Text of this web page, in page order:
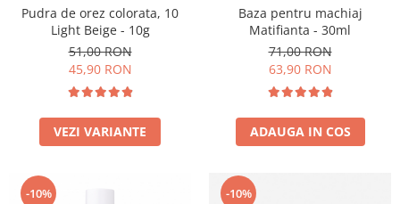
Pudra de orez colorata, 10
Light Beige - 10g
51,00 RON
45,90 RON
VEZI VARIANTE
Baza pentru machiaj
Matifianta - 30ml
71,00 RON
63,90 RON
ADAUGA IN COS
-10% -10%